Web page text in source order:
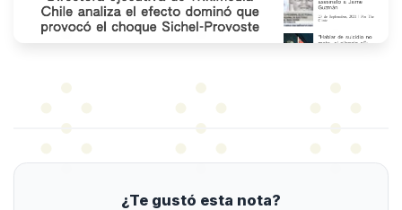
¿Te gustó esta nota?